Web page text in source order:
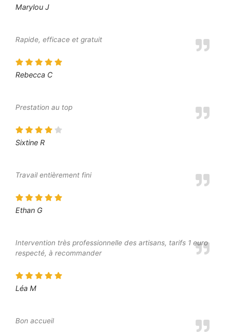
Marylou J
Rapide, efficace et gratuit
Rebecca C
Prestation au top
Sixtine R
Travail entièrement fini
Ethan G
Intervention très professionnelle des artisans, tarifs 1 euro
respecté, à recommander
Léa M
Bon accueil